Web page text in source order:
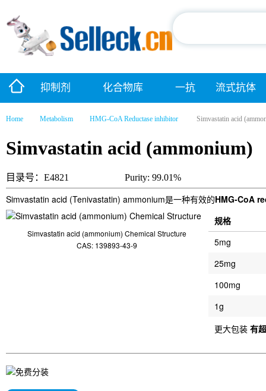
抑制剂 化合物库 一抗 流式抗体
Home Metabolism HMG-CoA Reductase inhibitor Simvastatin acid
Simvastatin acid (ammonium)
目录号：E4821 Purity: 99.01%
Simvastatin acid (Tenivastatin) ammonium是一种有效的HMG-CoA
Simvastatin acid (ammonium) Chemical Structure
CAS: 139893-43-9
规格
5mg
25mg
100mg
1g
更大包装 有